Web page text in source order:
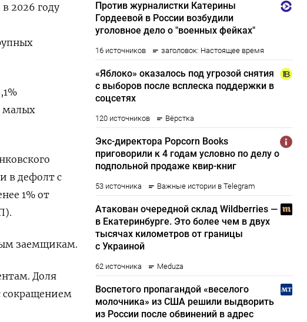
‌2026 году
малых
​в дефолт с
1% от
заемщикам.
Доля
сокращением